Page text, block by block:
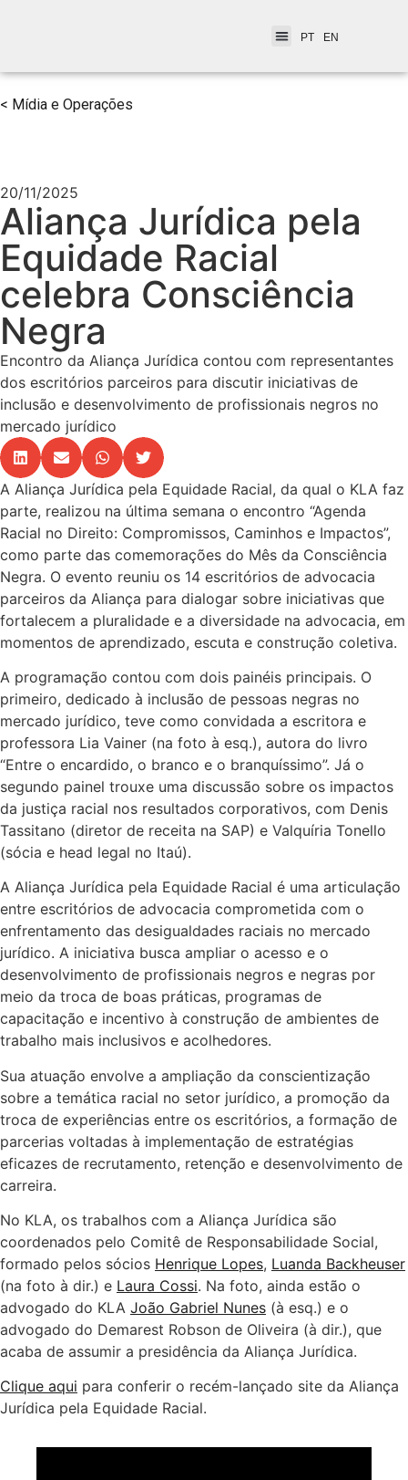
PT EN
< Mídia e Operações
20/11/2025
Aliança Jurídica pela
Equidade Racial
celebra Consciência
Negra
Encontro da Aliança Jurídica contou com representantes
dos escritórios parceiros para discutir iniciativas de
inclusão e desenvolvimento de profissionais negros no
mercado jurídico
A Aliança Jurídica pela Equidade Racial, da qual o KLA faz
parte, realizou na última semana o encontro “Agenda
Racial no Direito: Compromissos, Caminhos e Impactos”,
como parte das comemorações do Mês da Consciência
Negra. O evento reuniu os 14 escritórios de advocacia
parceiros da Aliança para dialogar sobre iniciativas que
fortalecem a pluralidade e a diversidade na advocacia, em
momentos de aprendizado, escuta e construção coletiva.
A programação contou com dois painéis principais. O
primeiro, dedicado à inclusão de pessoas negras no
mercado jurídico, teve como convidada a escritora e
professora Lia Vainer (na foto à esq.), autora do livro
“Entre o encardido, o branco e o branquíssimo”. Já o
segundo painel trouxe uma discussão sobre os impactos
da justiça racial nos resultados corporativos, com Denis
Tassitano (diretor de receita na SAP) e Valquíria Tonello
(sócia e head legal no Itaú).
A Aliança Jurídica pela Equidade Racial é uma articulação
entre escritórios de advocacia comprometida com o
enfrentamento das desigualdades raciais no mercado
jurídico. A iniciativa busca ampliar o acesso e o
desenvolvimento de profissionais negros e negras por
meio da troca de boas práticas, programas de
capacitação e incentivo à construção de ambientes de
trabalho mais inclusivos e acolhedores.
Sua atuação envolve a ampliação da conscientização
sobre a temática racial no setor jurídico, a promoção da
troca de experiências entre os escritórios, a formação de
parcerias voltadas à implementação de estratégias
eficazes de recrutamento, retenção e desenvolvimento de
carreira.
No KLA, os trabalhos com a Aliança Jurídica são
coordenados pelo Comitê de Responsabilidade Social,
formado pelos sócios Henrique Lopes, Luanda Backheuser
(na foto à dir.) e Laura Cossi. Na foto, ainda estão o
advogado do KLA João Gabriel Nunes (à esq.) e o
advogado do Demarest Robson de Oliveira (à dir.), que
acaba de assumir a presidência da Aliança Jurídica.
Clique aqui para conferir o recém-lançado site da Aliança
Jurídica pela Equidade Racial.